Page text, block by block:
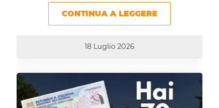
CONTINUA A LEGGERE
18 Luglio 2026